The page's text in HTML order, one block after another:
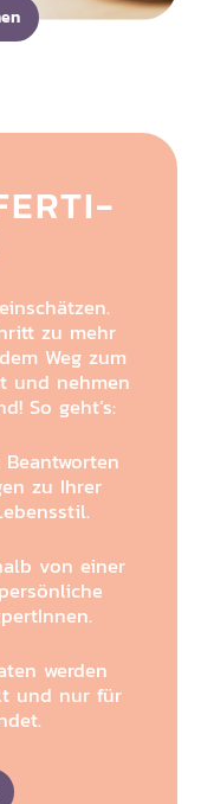
zu mehr
Weg zum
und nehmen
So geht’s:
Beantworten
zu Ihrer
von einer
werden
und nur für